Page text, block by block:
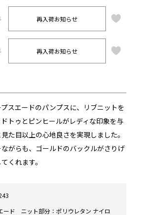
再入荷お知らせ
再入荷お知らせ
スエードのパンプスに、リブニットを
トゥとピンヒールがレディな印象を与
た目以上の心地良さを実現しました。
がらも、ゴールドのバックルがさりげ
くれます。
ード ニット部分：ポリウレタン ナイロ